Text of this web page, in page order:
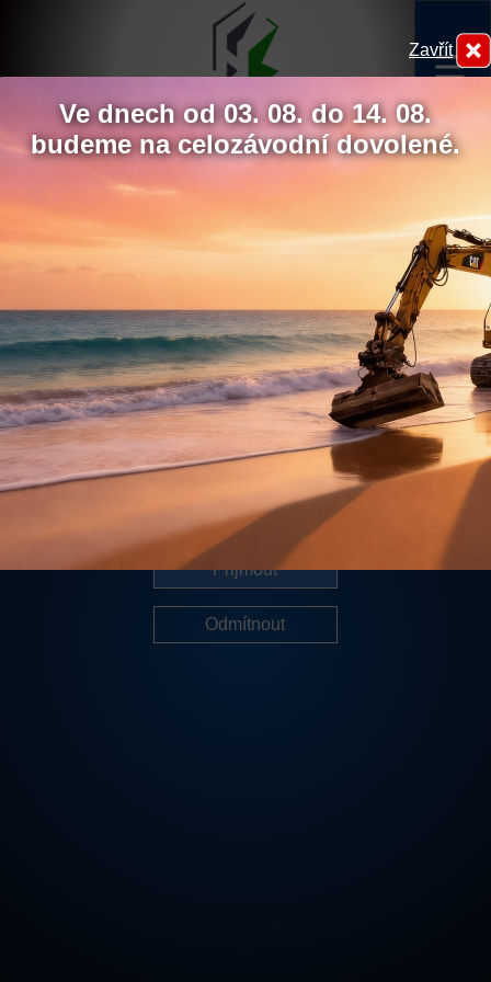
Hydrokov
Zavřít
Ve dnech od 03. 08. do 14. 08.
budeme na celozávodní dovolené.
Chcete udělit souhlas s
využíváním sledovacích
Další informace
Přijmout
Odmítnout